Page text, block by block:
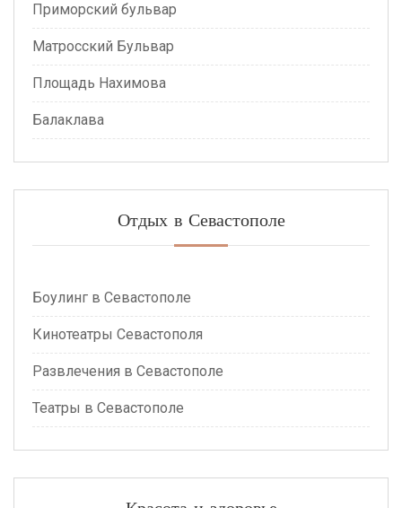
Приморский бульвар
Матросский Бульвар
Площадь Нахимова
Балаклава
Отдых в Севастополе
Боулинг в Севастополе
Кинотеатры Севастополя
Развлечения в Севастополе
Театры в Севастополе